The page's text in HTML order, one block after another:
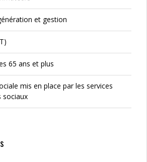
et gestion
65 ans et plus
mis en place par les services
sociaux